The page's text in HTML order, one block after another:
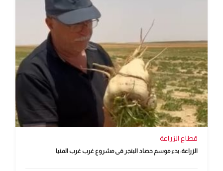
قطاع الزراعة
الزراعة: بدء موسم حصاد البنجر فى مشروع غرب غرب المنيا